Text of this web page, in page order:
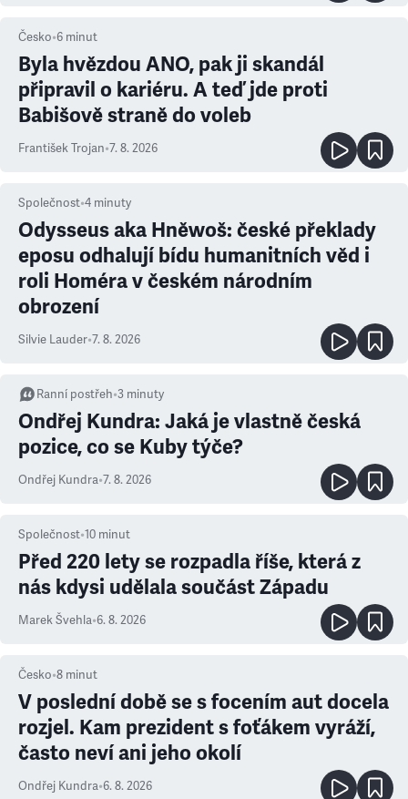
Česko•6 minut
Byla hvězdou ANO, pak ji skandál
připravil o kariéru. A teď jde proti
Babišově straně do voleb
František Trojan•7. 8. 2026
Společnost•4 minuty
Odysseus aka Hněwoš: české překlady
eposu odhalují bídu humanitních věd i
roli Homéra v českém národním
obrození
Silvie Lauder•7. 8. 2026
Ranní postřeh•3 minuty
Ondřej Kundra: Jaká je vlastně česká
pozice, co se Kuby týče?
Ondřej Kundra•7. 8. 2026
Společnost•10 minut
Před 220 lety se rozpadla říše, která z
nás kdysi udělala součást Západu
Marek Švehla•6. 8. 2026
Česko•8 minut
V poslední době se s focením aut docela
rozjel. Kam prezident s foťákem vyráží,
často neví ani jeho okolí
Ondřej Kundra•6. 8. 2026